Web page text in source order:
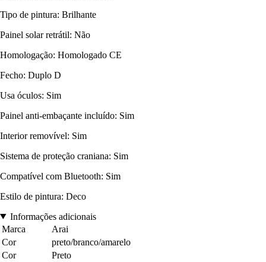
Tipo de pintura: Brilhante
Painel solar retrátil: Não
Homologação: Homologado CE
Fecho: Duplo D
Usa óculos: Sim
Painel anti-embaçante incluído: Sim
Interior removível: Sim
Sistema de proteção craniana: Sim
Compatível com Bluetooth: Sim
Estilo de pintura: Deco
Informações adicionais
Marca
Arai
Cor
preto/branco/amarelo
Cor
Preto